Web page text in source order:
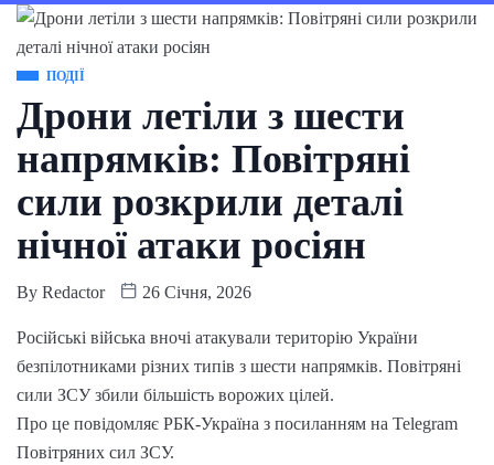
ПОДІЇ
Дрони летіли з шести
напрямків: Повітряні
сили розкрили деталі
нічної атаки росіян
By Redactor 26 Січня, 2026
Російські війська вночі атакували територію України
безпілотниками різних типів з шести напрямків. Повітряні
сили ЗСУ збили більшість ворожих цілей.
Про це повідомляє РБК-Україна з посиланням на Telegram
Повітряних сил ЗСУ.